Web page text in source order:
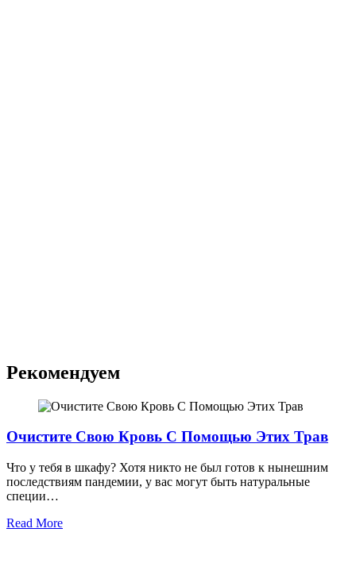
Рекомендуем
Очистите Свою Кровь С Помощью Этих Трав
Что у тебя в шкафу? Хотя никто не был готов к нынешним
последствиям пандемии, у вас могут быть натуральные
специи…
Read More